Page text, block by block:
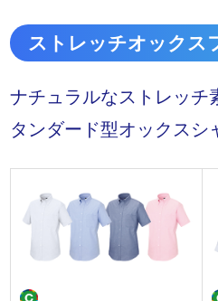
ストレッチオックス
ナチュラルなストレッチ
タンダード型オックスシ